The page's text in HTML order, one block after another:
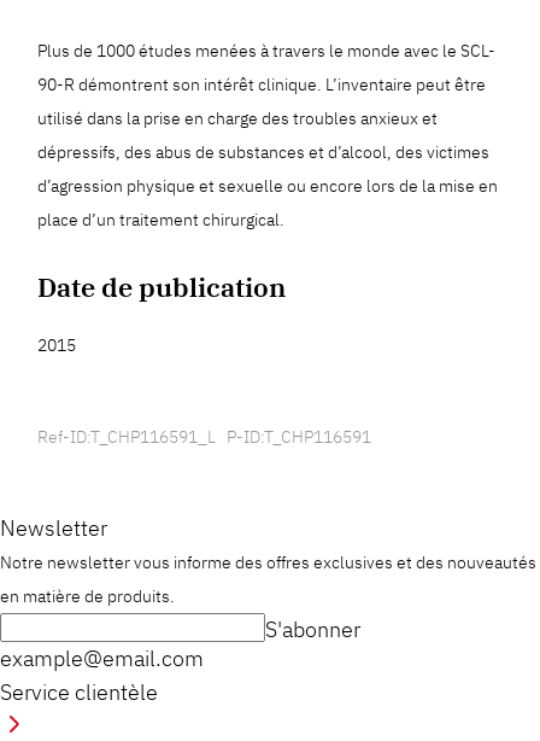
Plus de 1000 études menées à travers le monde avec le SCL-
90-R démontrent son intérêt clinique. L’inventaire peut être
utilisé dans la prise en charge des troubles anxieux et
dépressifs, des abus de substances et d’alcool, des victimes
d’agression physique et sexuelle ou encore lors de la mise en
place d’un traitement chirurgical.
Date de publication
2015
Ref-ID:T_CHP116591_L P-ID:T_CHP116591
Newsletter
Notre newsletter vous informe des offres exclusives et des nouveautés
en matière de produits.
example@email.com
S'abonner
Service clientèle